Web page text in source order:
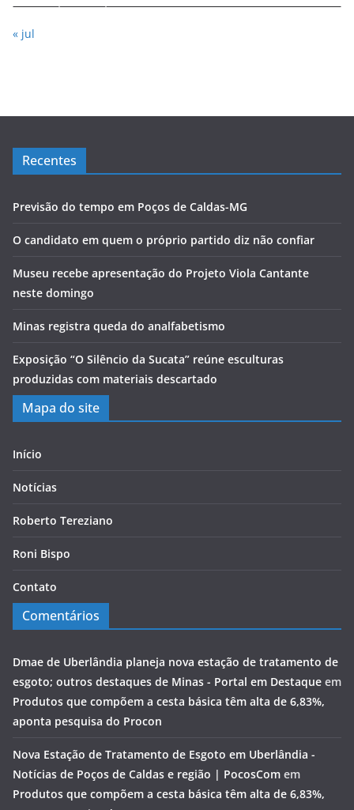
« jul
Recentes
Previsão do tempo em Poços de Caldas-MG
O candidato em quem o próprio partido diz não confiar
Museu recebe apresentação do Projeto Viola Cantante
neste domingo
Minas registra queda do analfabetismo
Exposição “O Silêncio da Sucata” reúne esculturas
produzidas com materiais descartado
Mapa do site
Início
Notícias
Roberto Tereziano
Roni Bispo
Contato
Comentários
Dmae de Uberlândia planeja nova estação de tratamento de
esgoto; outros destaques de Minas - Portal em Destaque em
Produtos que compõem a cesta básica têm alta de 6,83%,
aponta pesquisa do Procon
Nova Estação de Tratamento de Esgoto em Uberlândia -
Notícias de Poços de Caldas e região | PocosCom em
Produtos que compõem a cesta básica têm alta de 6,83%,